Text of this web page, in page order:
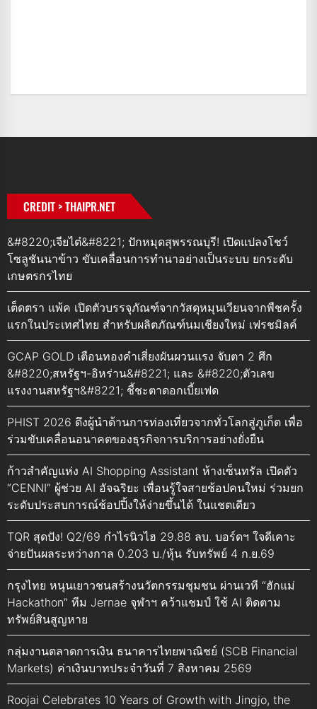
CREDIT > THAIPR.NET
&#8220;เจียไต๋&#8221; ปักหมุดสุพรรณบุรี! เปิดแปลงโชว์
โซลูชันนาข้าว ขับเคลื่อนการทำนาอย่างเป็นระบบ ยกระดับ
เกษตรกรไทย
เต็ดตรา แพ้ค เปิดตัวบรรจุภัณฑ์จากวัสดุหมุนเวียนจากพืชครั้ง
แรกในประเทศไทย สำหรับผลิตภัณฑ์นมเชียงใหม่ เฟรชมิลค์
GCAP GOLD เตือนทองคำเสี่ยงผันผวนแรง จับตา 2 ศึก
&#8220;สหรัฐฯ-อิหร่าน&#8221; และ &#8220;ตัวเลข
แรงงานสหรัฐฯ&#8221; ชี้ชะตาดอกเบี้ยเฟด
PHIST 2026 ดึงผู้นำด้านการท่องเที่ยวจากทั่วโลกสู่ภูเก็ต เพื่อ
ร่วมขับเคลื่อนอนาคตของธุรกิจการบริการอย่างยั่งยืน
ก้าวสำคัญแห่ง AI Shopping Assistant ห้างเซ็นทรัล เปิดตัว
“CENNI” ผู้ช่วย AI อัจฉริยะ เพื่อนรู้ใจสายช้อปคนใหม่ ร่วมยก
ระดับประสบการณ์ช้อปปิ้งให้ง่ายขึ้นได้ ในแชตเดียว
TQR สุดปัง! Q2/69 กำไรนิวไฮ 29.88 ลบ. บอร์ดฯ ใจดีเคาะ
จ่ายปันผลระหว่างกาล 0.203 บ./หุ้น รับทรัพย์ 4 ก.ย.69
กรุงไทย หนุนเยาวชนสร้างนวัตกรรมชุมชน ผ่านเวที “ฮักแม่
Hackathon” ทีม Jernae จุฬาฯ คว้าแชมป์ ใช้ AI ติดตาม
ทรัพย์สินสูญหาย
กลุ่มงานตลาดการเงิน ธนาคารไทยพาณิชย์ (SCB Financial
Markets) ค่าเงินบาทประจำวันที่ 7 สิงหาคม 2569
Roojai Celebrates 10 Years of Growth with Jingjo, the